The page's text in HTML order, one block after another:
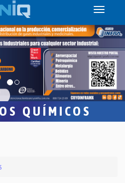
Toggle
QUÍMICOS